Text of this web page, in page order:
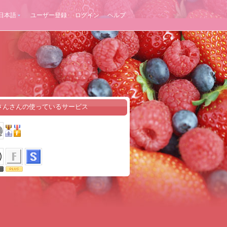
本語 ユーザー登録 ログイン ヘルプ
んさんの使っているサービス